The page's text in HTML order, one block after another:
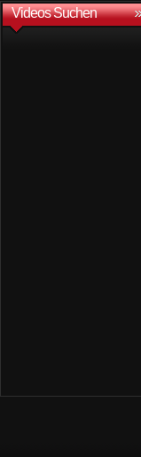
Videos Suchen